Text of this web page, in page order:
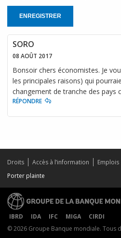
ENREGISTRER
SORO
08 AOÛT 2017
Bonsoir chers économistes. Je
les principales raisons) qui
changement de tranche des pays
RÉPONDRE
Droits Accès à l’information Emplois
Porter plainte
IBRD IDA IFC MIGA
CIRDI
© 2026 Groupe Banque mondiale. Tous